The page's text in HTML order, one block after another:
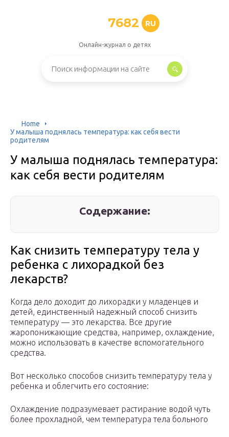
7682 RU
Онлайн-журнал о детях
Home
У малыша поднялась температура: как себя вести
родителям
У малыша поднялась температура:
как себя вести родителям
Содержание:
Как снизить температуру тела у
ребенка с лихорадкой без
лекарств?
Когда дело доходит до лихорадки у младенцев и
детей, единственный надежный способ снизить
температуру — это лекарства. Все другие
жаропонижающие средства, например, охлаждение,
можно использовать в качестве вспомогательного
средства.
Вот несколько способов снизить температуру тела у
ребенка и облегчить его состояние:
Охлаждение подразумевает растирание водой чуть
более прохладной, чем температура тела больного